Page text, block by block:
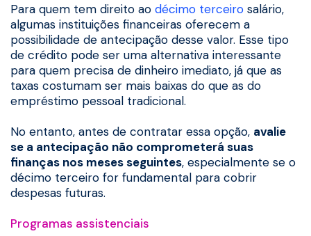
Para quem tem direito ao décimo terceiro salário,
algumas instituições financeiras oferecem a
possibilidade de antecipação desse valor. Esse tipo
de crédito pode ser uma alternativa interessante
para quem precisa de dinheiro imediato, já que as
taxas costumam ser mais baixas do que as do
empréstimo pessoal tradicional.
No entanto, antes de contratar essa opção, avalie
se a antecipação não comprometerá suas
finanças nos meses seguintes, especialmente se o
décimo terceiro for fundamental para cobrir
despesas futuras.
Programas assistenciais